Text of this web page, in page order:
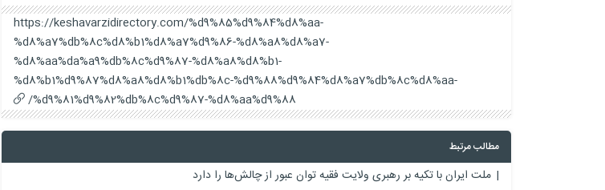
https://keshavarzidirectory.com/%d9%85%d9%84%d8%aa-
%d8%a7%db%8c%d8%b1%d8%a7%d9%86-%d8%a8%d8%a7-
%d8%aa%da%a9%db%8c%d9%87-%d8%a8%d8%b1-
%d8%b1%d9%87%d8%a8%d8%b1%db%8c-%d9%88%d9%84%d8%a7%db%8c%d8%aa-
%d9%81%d9%82%db%8c%d9%87-%d8%aa%d9%88/
مطالب مرتبط
ملت ایران با تکیه بر رهبری ولایت فقیه توان عبور از چالش‌ها را دارد